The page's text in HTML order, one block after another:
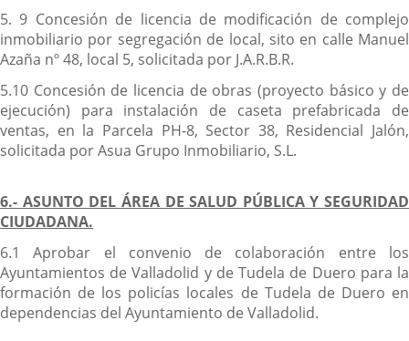
5. 9 Concesión de licencia de modificación de complejo
inmobiliario por segregación de local, sito en calle Manuel
Azaña nº 48, local 5, solicitada por J.A.R.B.R.
5.10 Concesión de licencia de obras (proyecto básico y de
ejecución) para instalación de caseta prefabricada de
ventas, en la Parcela PH-8, Sector 38, Residencial Jalón,
solicitada por Asua Grupo Inmobiliario, S.L.
6.- ASUNTO DEL ÁREA DE SALUD PÚBLICA Y SEGURIDAD
CIUDADANA.
6.1 Aprobar el convenio de colaboración entre los
Ayuntamientos de Valladolid y de Tudela de Duero para la
formación de los policías locales de Tudela de Duero en
dependencias del Ayuntamiento de Valladolid.